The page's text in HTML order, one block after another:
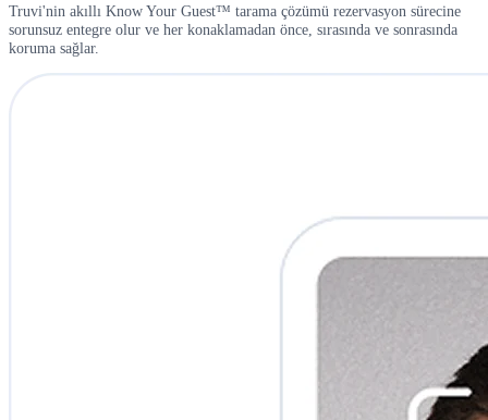
Truvi'nin akıllı Know Your Guest™ tarama çözümü rezervasyon sürecine
sorunsuz entegre olur ve her konaklamadan önce, sırasında ve sonrasında
koruma sağlar.